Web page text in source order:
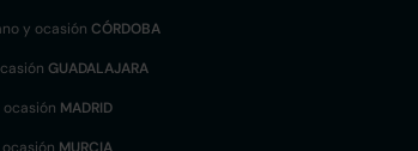
y ocasión CÓRDOBA
GUADALAJARA
MADRID